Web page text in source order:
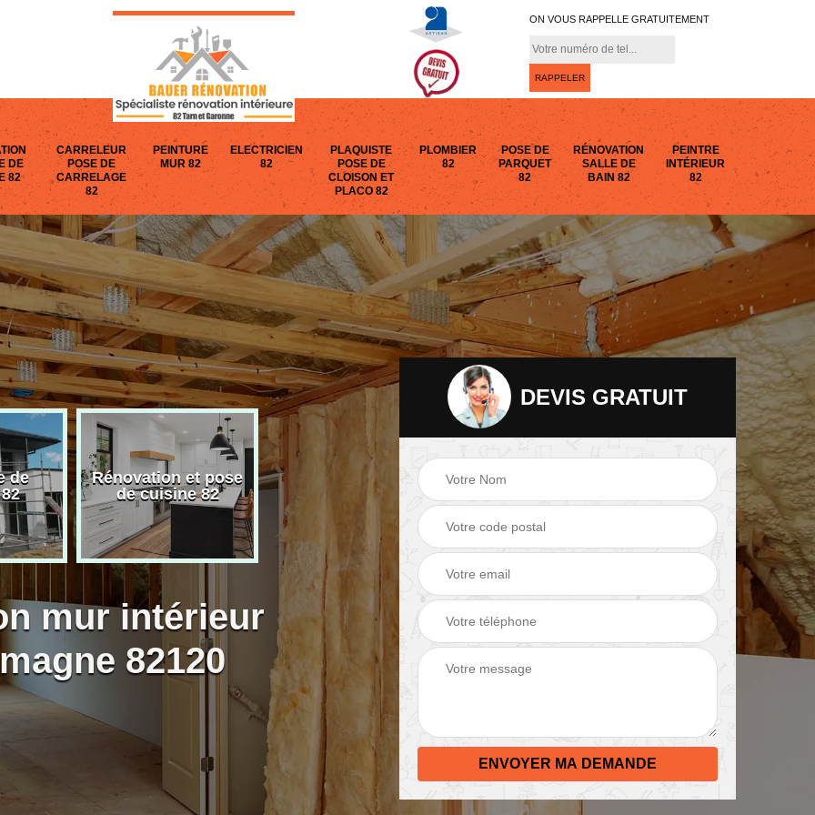
ON VOUS RAPPELLE GRATUITEMENT
DE
82
CARRELEUR
POSE DE
CARRELAGE
82
PEINTURE
MUR 82
ELECTRICIEN
82
PLAQUISTE
POSE DE
CLOISON ET
PLACO 82
PLOMBIER
82
POSE DE
PARQUET
82
RÉNOVATION
SALLE DE
BAIN 82
PEINTRE
INTÉRIEUR
82
de
Rénovation et pose
de cuisine 82
Carreleur pose de
carrelage 82
Peinture mur 82 Electricien 82
mur intérieur
82120
DEVIS GRATUIT